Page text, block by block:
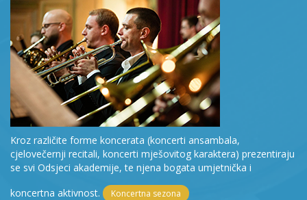
Kroz različite forme koncerata (koncerti ansambala,
cjelovečernji recitali, koncerti mješovitog karaktera) prezentiraju
se svi Odsjeci akademije, te njena bogata umjetnička i
koncertna aktivnost.
Koncertna sezona